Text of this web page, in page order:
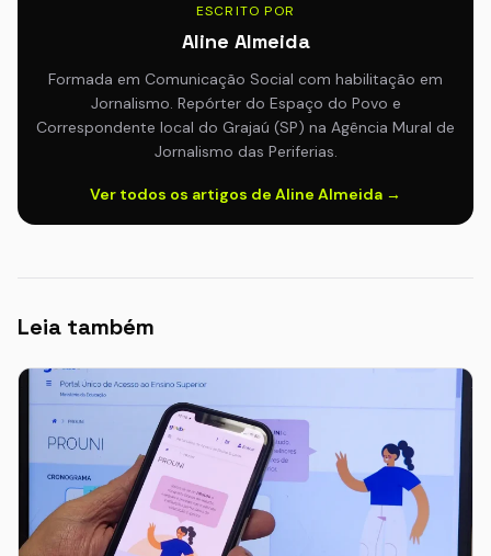
ESCRITO POR
Aline Almeida
Formada em Comunicação Social com habilitação em
Jornalismo. Repórter do Espaço do Povo e
Correspondente local do Grajaú (SP) na Agência Mural de
Jornalismo das Periferias.
Ver todos os artigos de Aline Almeida →
Leia também